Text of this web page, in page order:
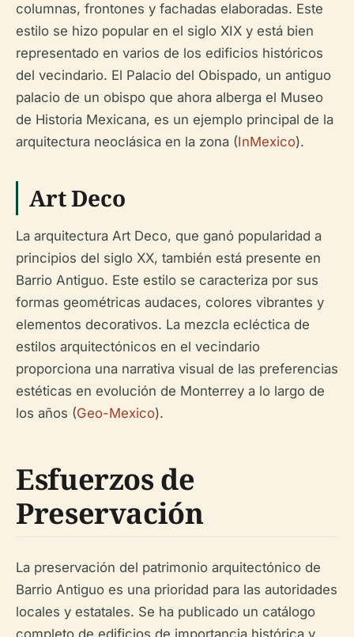
columnas, frontones y fachadas elaboradas. Este
estilo se hizo popular en el siglo XIX y está bien
representado en varios de los edificios históricos
del vecindario. El Palacio del Obispado, un antiguo
palacio de un obispo que ahora alberga el Museo
de Historia Mexicana, es un ejemplo principal de la
arquitectura neoclásica en la zona (InMexico).
Art Deco
La arquitectura Art Deco, que ganó popularidad a
principios del siglo XX, también está presente en
Barrio Antiguo. Este estilo se caracteriza por sus
formas geométricas audaces, colores vibrantes y
elementos decorativos. La mezcla ecléctica de
estilos arquitectónicos en el vecindario
proporciona una narrativa visual de las preferencias
estéticas en evolución de Monterrey a lo largo de
los años (Geo-Mexico).
Esfuerzos de
Preservación
La preservación del patrimonio arquitectónico de
Barrio Antiguo es una prioridad para las autoridades
locales y estatales. Se ha publicado un catálogo
completo de edificios de importancia histórica y